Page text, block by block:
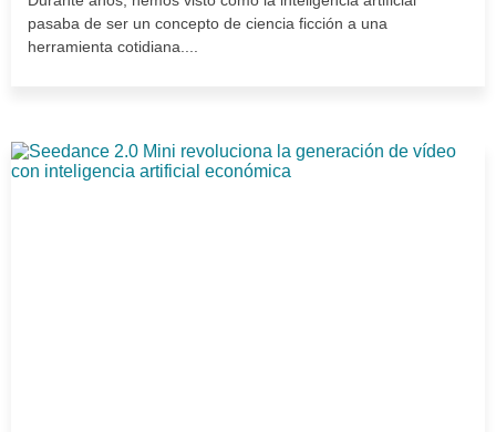
pasaba de ser un concepto de ciencia ficción a una
herramienta cotidiana....